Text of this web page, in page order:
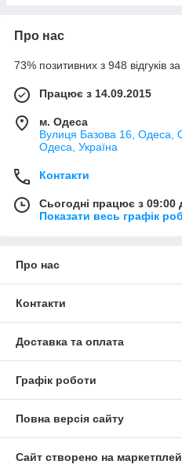
Про нас
73% позитивних з 948 відгуків за
Працює з 14.09.2015
м. Одеса
Вулиця Базова 16, Одеса,
Одеса, Україна
Контакти
Сьогодні працює з 09:00
Показати весь графік
Про нас
Контакти
Доставка та оплата
Графік роботи
Повна версія сайту
Сайт створено на